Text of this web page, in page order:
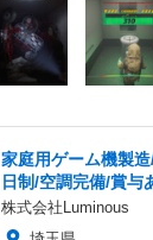
家庭用ゲーム機製
日制/空調完備/賞与
株式会社Luminous